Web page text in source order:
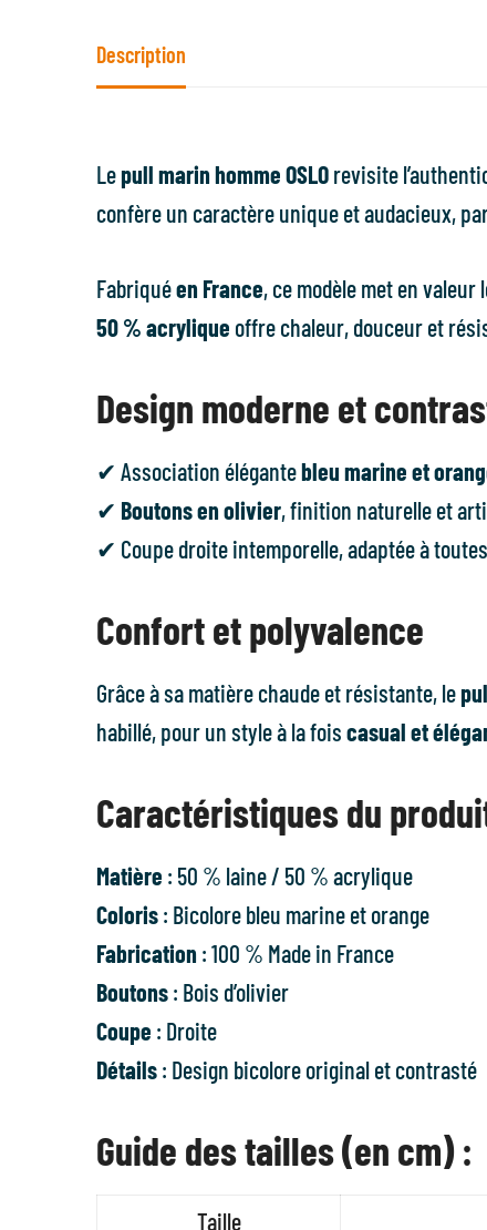
Description
Lepull marin homme OSLOrevisite
confère un caractère unique et audacieux,
Fabriquéen France, ce modèle met en
50 % acrylique offre chaleur, douceur et
Design moderne et
✔ Association élégantebleu marine et
✔ Boutons en olivier, finition naturelle et
✔ Coupe droite intemporelle, adaptée à
Confort et polyvalence
Grâce à sa matière chaude et résistante, le
habillé, pour un style à la foiscasual et
Caractéristiques du
Matière : 50 % laine / 50 % acrylique
Coloris: Bicolore bleu marine et orange
Fabrication: 100 % Made in France
Boutons: Bois d’olivier
Coupe : Droite
Détails: Design bicolore original et contrasté
Guide des tailles (en cm) :
Taille